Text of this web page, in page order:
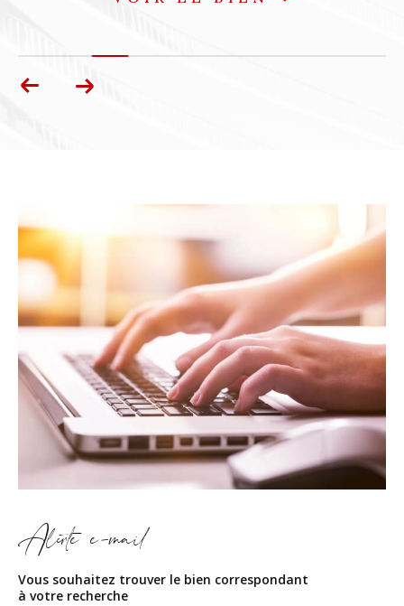
Alerte e-mail
Vous souhaitez trouver le bien correspondant
à votre recherche